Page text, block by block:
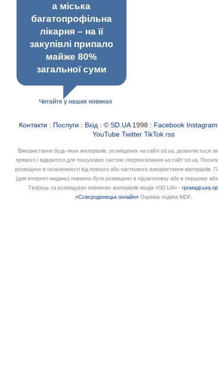
а міська
багатопрофільна
лікарня – на її
закупівлі припало
майже 80%
загальної суми
Читайте у наших новинах
Контакти : Послуги : Вхід : ©SD.UA1998 : Facebook Instagram
YouTube Twitter TikTok rss
Використання будь-яких матеріалів, розміщених на сайті sd.ua, дозволяється
прямого і відкритого для пошукових систем гіперпосилання на сайт sd.ua.
розміщено в незалежності від повного або часткового використання матеріалів.
(для інтернет-видань) повинно бути розміщено в підзаголовку або в першому
Творець та розміщувач новинних матеріалів медіа «SD.UA» -громадська
«Сєвєродонецьк онлайн» Окрема подяка MDF.